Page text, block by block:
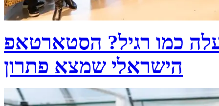
כמו רגיל? הסטארטאפ
הישראלי שמצא פתרון